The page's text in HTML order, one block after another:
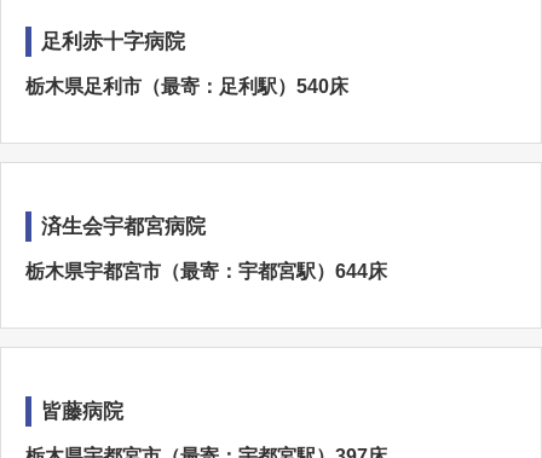
足利赤十字病院
栃木県足利市（最寄：足利駅）540床
済生会宇都宮病院
栃木県宇都宮市（最寄：宇都宮駅）644床
皆藤病院